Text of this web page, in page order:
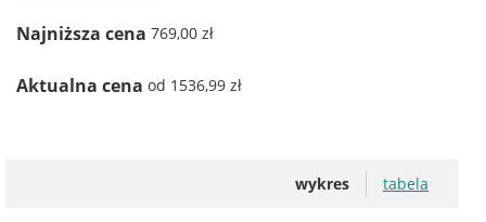
Najniższa cena 769,00 zł
Aktualna cena od 1536,99 zł
wykres tabela